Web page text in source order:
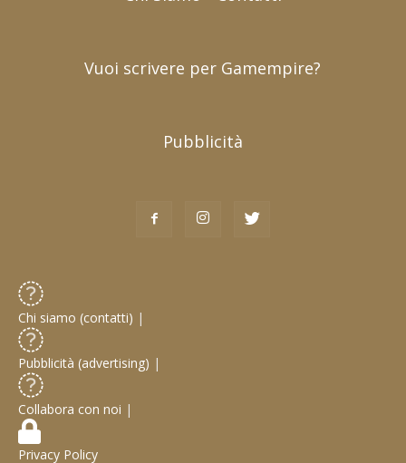
Vuoi scrivere per Gamempire?
Pubblicità
Chi siamo (contatti) |
Pubblicità (advertising) |
Collabora con noi |
Privacy Policy